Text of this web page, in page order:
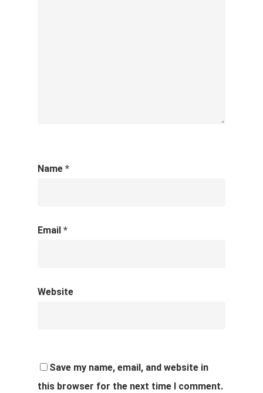
Name *
Email *
Website
Save my name, email, and website in
this browser for the next time I comment.